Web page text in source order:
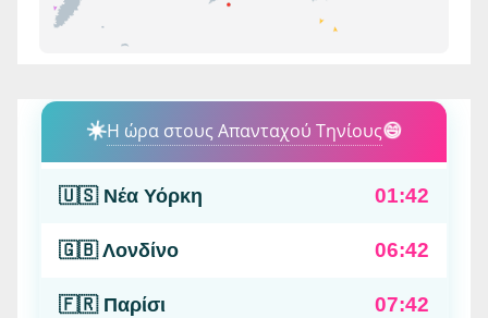
☀️Η ώρα στους Απανταχού Τηνίους😄
🇺🇸 Νέα Υόρκη 01:42
🇬🇧 Λονδίνο 06:42
🇫🇷 Παρίσι 07:42